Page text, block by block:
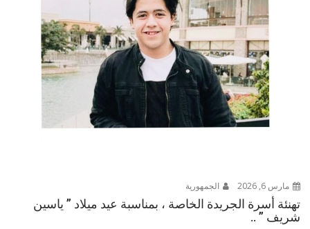
مارس 6, 2026 الجمهورية
تهنئة أسرة الجريدة الخاصة ، بمناسبة عيد ميلاد ” ياسين
شريف ” ..